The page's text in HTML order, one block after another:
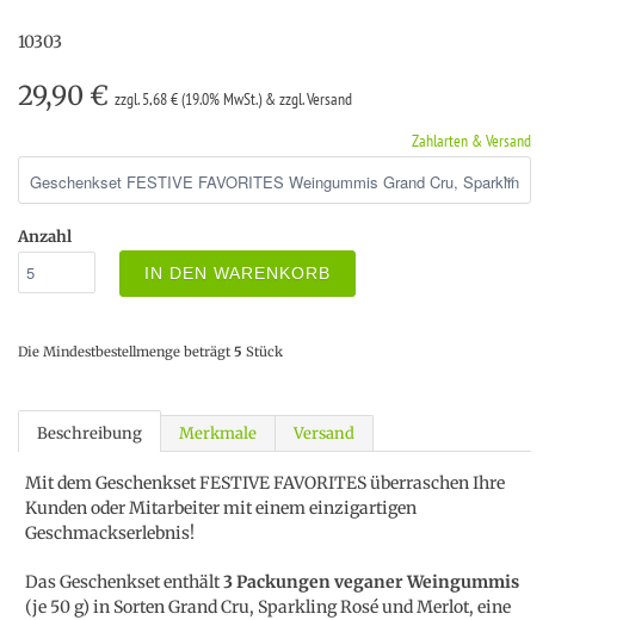
10303
29,90 € zzgl. 5,68 € (19.0% MwSt.) & zzgl. Versand
Zahlarten & Versand
Anzahl
IN DEN WARENKORB
Die Mindestbestellmenge beträgt 5 Stück
Beschreibung Merkmale Versand
Mit dem Geschenkset FESTIVE FAVORITES überraschen Ihre
Kunden oder Mitarbeiter mit einem einzigartigen
Geschmackserlebnis!
Das Geschenkset enthält3 Packungen veganer Weingummis
(je 50 g) in Sorten Grand Cru, Sparkling Rosé und Merlot, eine